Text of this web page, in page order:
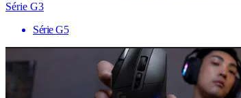
Série G3
Série G5